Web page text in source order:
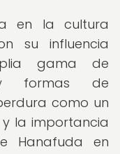
en la cultura
su influencia
gama de
y formas de
como un
la importancia
Hanafuda en